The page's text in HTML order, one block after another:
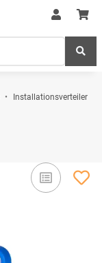
Installationsverteiler